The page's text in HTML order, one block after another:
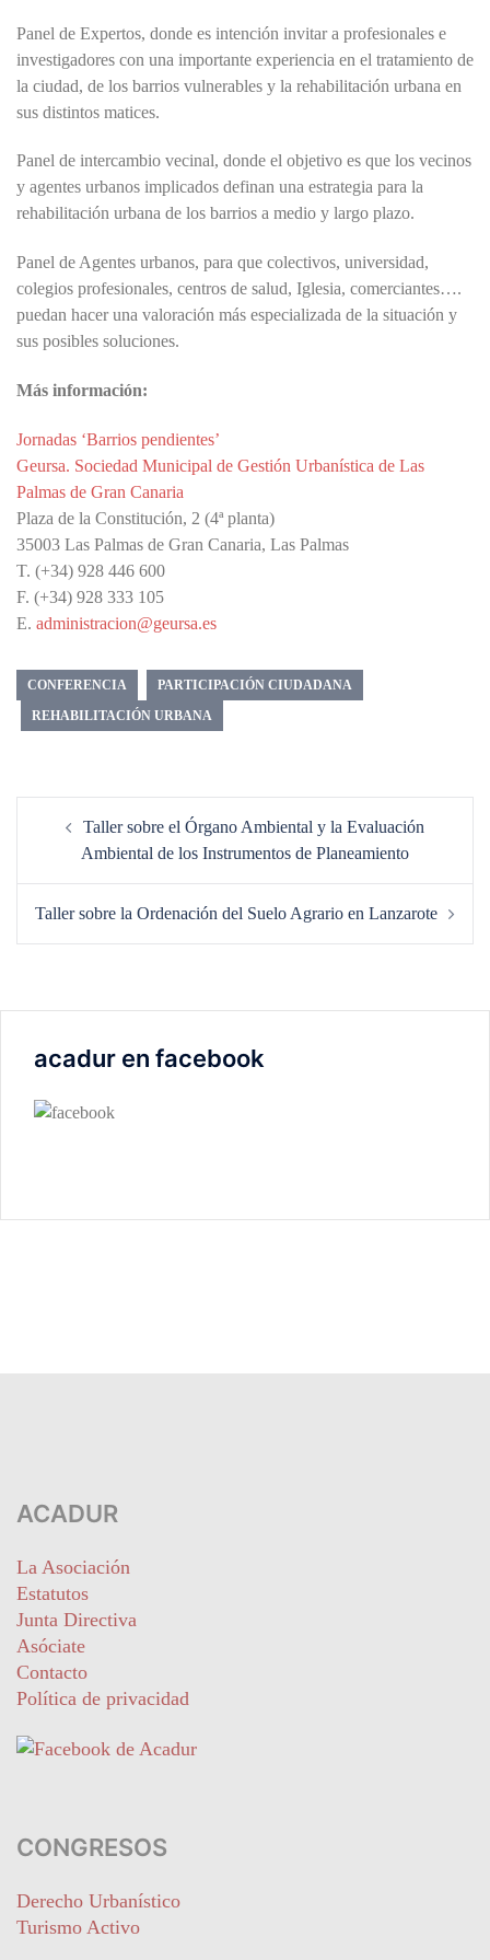
Panel de Expertos, donde es intención invitar a profesionales e
investigadores con una importante experiencia en el tratamiento de
la ciudad, de los barrios vulnerables y la rehabilitación urbana en
sus distintos matices.
Panel de intercambio vecinal, donde el objetivo es que los vecinos
y agentes urbanos implicados definan una estrategia para la
rehabilitación urbana de los barrios a medio y largo plazo.
Panel de Agentes urbanos, para que colectivos, universidad,
colegios profesionales, centros de salud, Iglesia, comerciantes….
puedan hacer una valoración más especializada de la situación y
sus posibles soluciones.
Más información:
Jornadas ‘Barrios pendientes’
Geursa. Sociedad Municipal de Gestión Urbanística de Las
Palmas de Gran Canaria
Plaza de la Constitución, 2 (4ª planta)
35003 Las Palmas de Gran Canaria, Las Palmas
T. (+34) 928 446 600
F. (+34) 928 333 105
E. administracion@geursa.es
CONFERENCIA
PARTICIPACIÓN CIUDADANA
REHABILITACIÓN URBANA
Taller sobre el Órgano Ambiental y la Evaluación
Ambiental de los Instrumentos de Planeamiento
Taller sobre la Ordenación del Suelo Agrario en Lanzarote
acadur en facebook
ACADUR
La Asociación
Estatutos
Junta Directiva
Asóciate
Contacto
Política de privacidad
CONGRESOS
Derecho Urbanístico
Turismo Activo